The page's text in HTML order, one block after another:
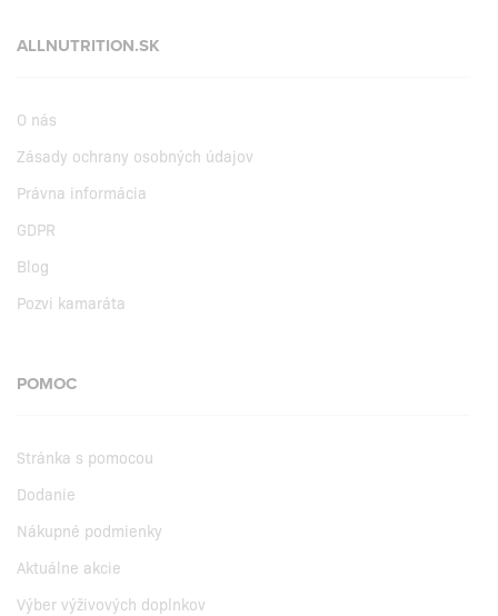
ALLNUTRITION.SK
O nás
Zásady ochrany osobných údajov
Právna informácia
GDPR
Blog
Pozvi kamaráta
POMOC
Stránka s pomocou
Dodanie
Nákupné podmienky
Aktuálne akcie
Výber výživových doplnkov